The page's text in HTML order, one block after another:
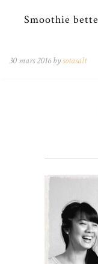
Smoothie
30 mars 2016 bysotasalt